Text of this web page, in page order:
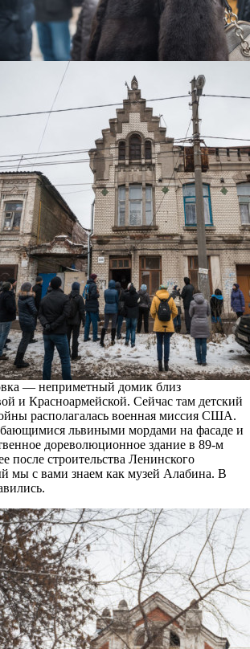
— неприметный домик близ
и Красноармейской. Сейчас там детский
располагалась военная миссия США.
львиными мордами на фасаде и
дореволюционное здание в 89-м
после строительства Ленинского
мы с вами знаем как музей Алабина. В